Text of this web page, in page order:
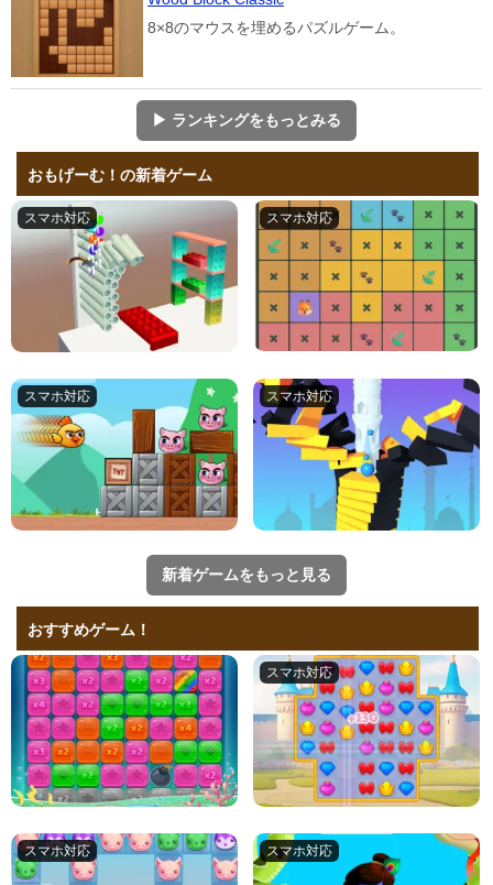
8×8のマウスを埋めるパズルゲーム。
▶ ランキングをもっとみる
おもげーむ！の新着ゲーム
新着ゲームをもっと見る
おすすめゲーム！